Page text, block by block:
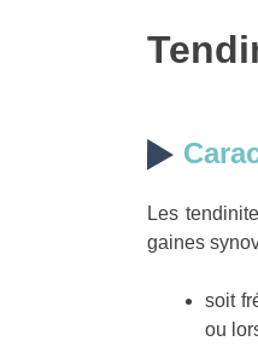
Les
gaines
soit
ou